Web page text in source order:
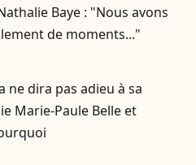
Baye : "Nous avons
de moments..."
ne dira pas adieu à sa
Marie-Paule Belle et